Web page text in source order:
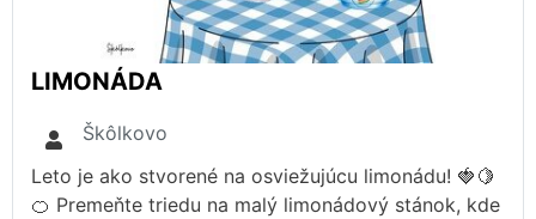
LIMONÁDA
Škôlkovo
Leto je ako stvorené na osviežujúcu limonádu! 🍓🍋
🍊 Premeňte triedu na malý limonádový stánok, kde